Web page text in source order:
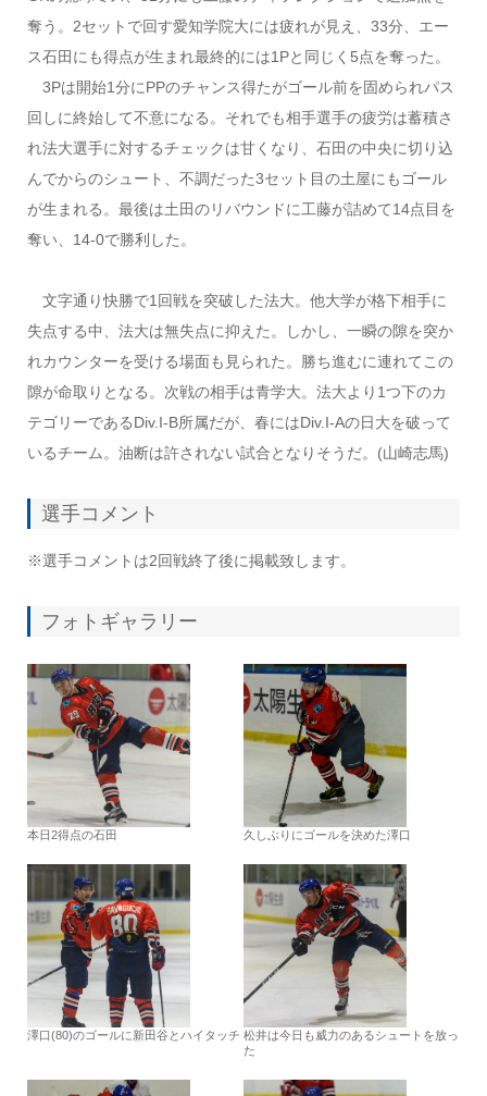
奪う。2セットで回す愛知学院大には疲れが見え、33分、エー
ス石田にも得点が生まれ最終的には1Pと同じく5点を奪った。
3Pは開始1分にPPのチャンス得たがゴール前を固められパス
回しに終始して不意になる。それでも相手選手の疲労は蓄積さ
れ法大選手に対するチェックは甘くなり、石田の中央に切り込
んでからのシュート、不調だった3セット目の土屋にもゴール
が生まれる。最後は土田のリバウンドに工藤が詰めて14点目を
奪い、14-0で勝利した。
文字通り快勝で1回戦を突破した法大。他大学が格下相手に
失点する中、法大は無失点に抑えた。しかし、一瞬の隙を突か
れカウンターを受ける場面も見られた。勝ち進むに連れてこの
隙が命取りとなる。次戦の相手は青学大。法大より1つ下のカ
テゴリーであるDiv.I-B所属だが、春にはDiv.I-Aの日大を破って
いるチーム。油断は許されない試合となりそうだ。(山崎志馬)
選手コメント
※選手コメントは2回戦終了後に掲載致します。
フォトギャラリー
本日2得点の石田 久しぶりにゴールを決めた澤口
澤口(80)のゴールに新田谷とハイタッチ 松井は今日も威力のあるシュートを放っ
た